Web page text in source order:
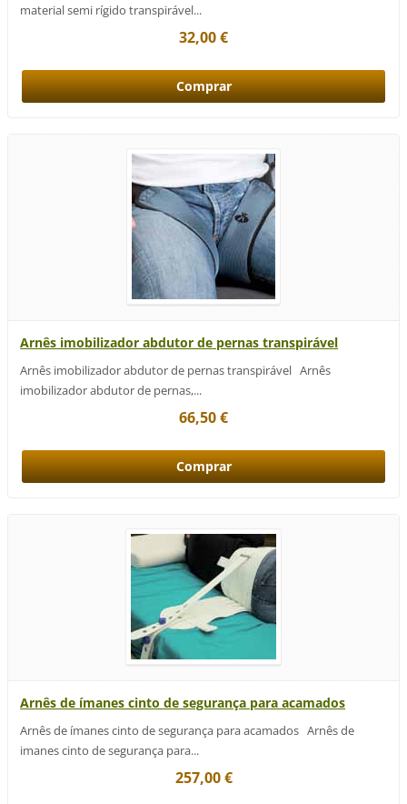
material semi rígido transpirável...
32,00 €
Arnês imobilizador abdutor de pernas transpirável
Arnês imobilizador abdutor de pernas transpirável Arnês
imobilizador abdutor de pernas,...
66,50 €
Arnês de ímanes cinto de segurança para acamados
Arnês de ímanes cinto de segurança para acamados Arnês de
imanes cinto de segurança para...
257,00 €